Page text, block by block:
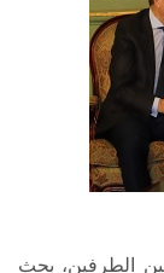
الطرفين، بحث